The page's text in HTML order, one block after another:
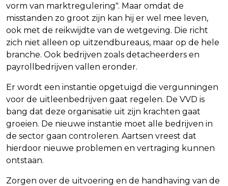
vorm van marktregulering". Maar omdat de
misstanden zo groot zijn kan hij er wel mee leven,
ook met de reikwijdte van de wetgeving. Die richt
zich niet alleen op uitzendbureaus, maar op de hele
branche. Ook bedrijven zoals detacheerders en
payrollbedrijven vallen eronder.
Er wordt een instantie opgetuigd die vergunningen
voor de uitleenbedrijven gaat regelen. De VVD is
bang dat deze organisatie uit zijn krachten gaat
groeien. De nieuwe instantie moet alle bedrijven in
de sector gaan controleren. Aartsen vreest dat
hierdoor nieuwe problemen en vertraging kunnen
ontstaan.
Zorgen over de uitvoering en de handhaving van de